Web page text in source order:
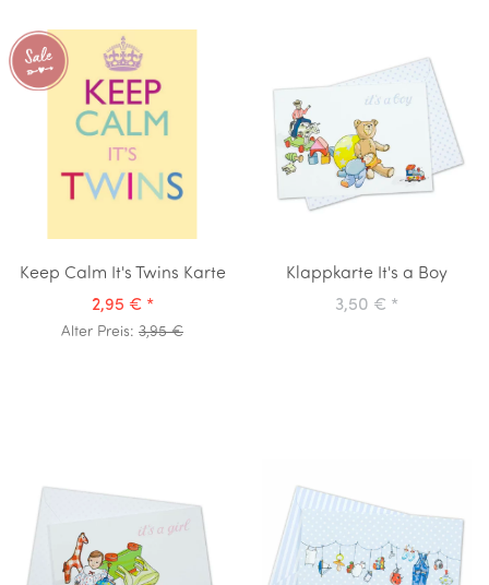
Keep Calm It's Twins Karte
2,95 € *
Alter Preis: 3,95 €
Klappkarte It's a Boy
3,50 € *